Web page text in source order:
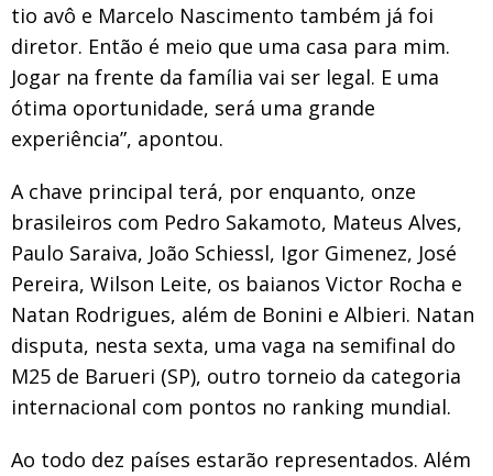
tio avô e Marcelo Nascimento também já foi
diretor. Então é meio que uma casa para mim.
Jogar na frente da família vai ser legal. E uma
ótima oportunidade, será uma grande
experiência”, apontou.
A chave principal terá, por enquanto, onze
brasileiros com Pedro Sakamoto, Mateus Alves,
Paulo Saraiva, João Schiessl, Igor Gimenez, José
Pereira, Wilson Leite, os baianos Victor Rocha e
Natan Rodrigues, além de Bonini e Albieri. Natan
disputa, nesta sexta, uma vaga na semifinal do
M25 de Barueri (SP), outro torneio da categoria
internacional com pontos no ranking mundial.
Ao todo dez países estarão representados. Além